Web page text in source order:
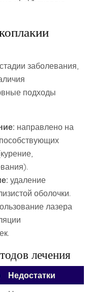
заболевания,
подходы
направлено на
удаление
оболочки.
лазера
лечения
Недостатки